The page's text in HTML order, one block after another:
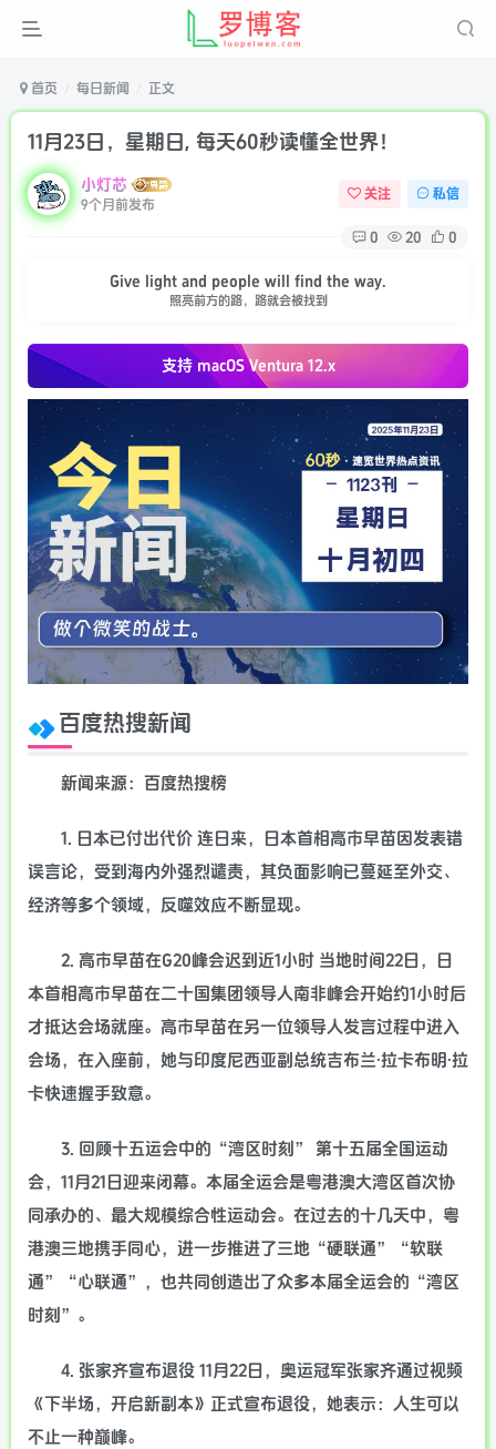
首页 每日新闻 正文
11月23日，星期日, 每天60秒读懂全世界！
小灯芯
9个月前发布
关注 私信
0 20 0
Give light and people will find the way.
照亮前方的路，路就会被找到
支持 macOSVentura 12.x
百度热搜新闻
新闻来源：百度热搜榜
1. 日本已付出代价 连日来，日本首相高市早苗因发表错
误言论，受到海内外强烈谴责，其负面影响已蔓延至外交、
经济等多个领域，反噬效应不断显现。
2. 高市早苗在G20峰会迟到近1小时 当地时间22日，日
本首相高市早苗在二十国集团领导人南非峰会开始约1小时后
才抵达会场就座。高市早苗在另一位领导人发言过程中进入
会场，在入座前，她与印度尼西亚副总统吉布兰·拉卡布明·拉
卡快速握手致意。
3. 回顾十五运会中的“湾区时刻” 第十五届全国运动
会，11月21日迎来闭幕。本届全运会是粤港澳大湾区首次协
同承办的、最大规模综合性运动会。在过去的十几天中，粤
港澳三地携手同心，进一步推进了三地“硬联通”“软联
通”“心联通”，也共同创造出了众多本届全运会的“湾区
时刻”。
4. 张家齐宣布退役 11月22日，奥运冠军张家齐通过视频
《下半场，开启新副本》正式宣布退役，她表示：人生可以
不止一种巅峰。